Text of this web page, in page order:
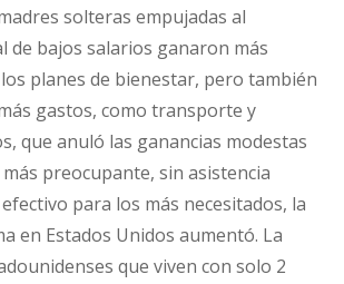
solteras empujadas al
de bajos salarios ganaron más
planes de bienestar, pero también
gastos, como transporte y
que anuló las ganancias modestas
preocupante, sin asistencia
para los más necesitados, la
en Estados Unidos aumentó. La
que viven con solo 2